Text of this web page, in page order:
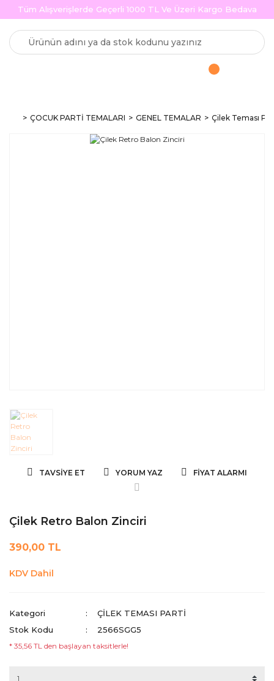
Tüm Alışverişlerde Geçerli 1000 TL Ve Üzeri Kargo Bedava
ÇOCUK PARTİ TEMALARI GENEL TEMALAR Çilek Teması
TAVSIYE ET YORUM YAZ FIYAT ALARMI
Çilek Retro Balon Zinciri
390,00 TL
KDV Dahil
Kategori
ÇILEK TEMASI PARTI
Stok Kodu
2566SGG5
* 35,56 TL den başlayan taksitlerle!